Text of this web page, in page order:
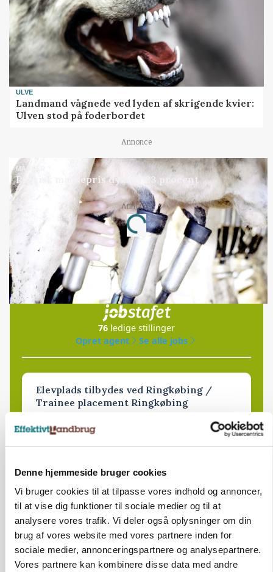
Denne hjemmeside bruger cookies
Vi bruger cookies til at tilpasse vores indhold og annoncer,
til at vise dig funktioner til sociale medier og til at
analysere vores trafik. Vi deler også oplysninger om din
brug af vores website med vores partnere inden for
sociale medier, annonceringspartnere og analysepartnere.
Vores partnere kan kombinere disse data med andre
ULVE
Landmand vågnede ved lyden af skrigende kvier:
Ulven stod på foderbordet
Annonce
MARKED
Russisk mælkepris dykker 23 procent
Annonce
Loading...
Jobs
i samarbejde med
76 ledige stillinger
Opret agent
Se alle jobs
Elevplads tilbydes ved Ringkøbing /
Trainee placement Ringkøbing
Rørlægger / håndmand søges til
dræn/entreprenørarbejde.
Anlæg Kloak
4690, Haslev 06. aug.